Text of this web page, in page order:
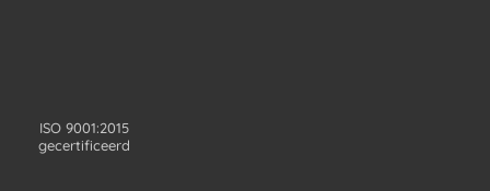
ISO 9001:2015
gecertificeerd